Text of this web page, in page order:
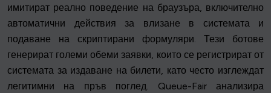
имитират реално поведение на браузъра, включително
автоматични действия за влизане в системата и
подаване на скриптирани формуляри. Тези ботове
генерират големи обеми заявки, които се регистрират от
системата за издаване на билети, като често изглеждат
легитимни на пръв поглед. Queue-Fair анализира